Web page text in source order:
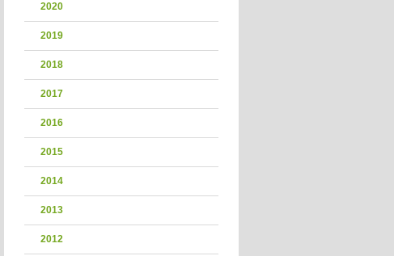
2020
2019
2018
2017
2016
2015
2014
2013
2012